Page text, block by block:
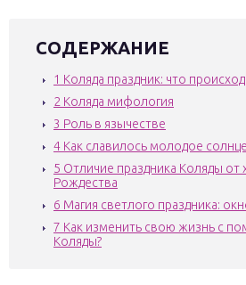
СОДЕРЖАНИЕ
1 Коляда праздник: что
2 Коляда мифология
3 Роль в язычестве
4 Как славилось молодое
5 Отличие праздника Коляды от
Рождества
6 Магия светлого праздника:
7 Как изменить свою жизнь с
Коляды?